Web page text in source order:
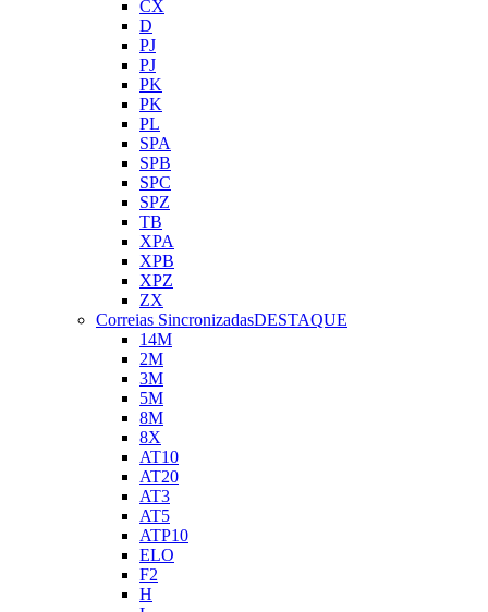
CX
D
PJ
PJ
PK
PK
PL
SPA
SPB
SPC
SPZ
TB
XPA
XPB
XPZ
ZX
Correias SincronizadasDESTAQUE
14M
2M
3M
5M
8M
8X
AT10
AT20
AT3
AT5
ATP10
ELO
F2
H